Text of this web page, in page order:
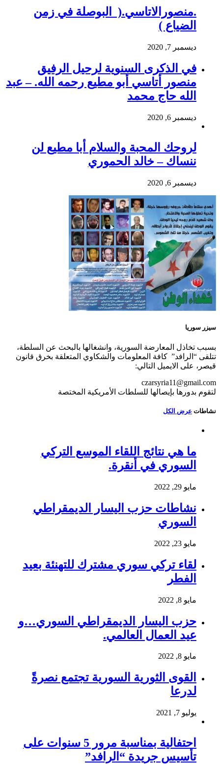
.منصورالاتاسي.( البوصلة في زمن
الضياع )
ديسمبر 7, 2020
في الذكرى السنوية لرحيل الرفيق
منصور أتاسي أبو مطيع رحمه الله. – عبد
الله حاج محمد
ديسمبر 6, 2020
لروحك المحبة والسلام أبا مطيع لن
ننساك – خالد الحموري
ديسمبر 6, 2020
سيزر سوريا
بسبب تخاذل المعارضة السورية، وانشغالها بالبحث عن السلطة،
تتلقى “الرافد” كافة المعلومات والشكاوي المتعلقة بخرق قانون
قيصر، على الايميل التالي:
czarsyria11@gmail.com
لتقوم بدورها بإيصالها للسلطات الأمريكية المختصة
نشاطات عرض الكل
ما هي نتائج اللقاء الموسع التركي
السوري في أنقرة.
مايو 29, 2022
نشاطات حزب اليسار الديمقراطي
السوري
مايو 23, 2022
لقاء تركي سوري مشترك للتهنئة بعيد
الفطر
مايو 8, 2022
حزب اليسار الديمقراطي السوري…و
عيد العمال العالمي.
مايو 8, 2022
القوى الثورية السورية تجتمع نصرةً
لدرعا
يوليو 7, 2021
احتفالية بمناسبة مرور 5 سنوات على
تأسيس جريدة “الرافد”